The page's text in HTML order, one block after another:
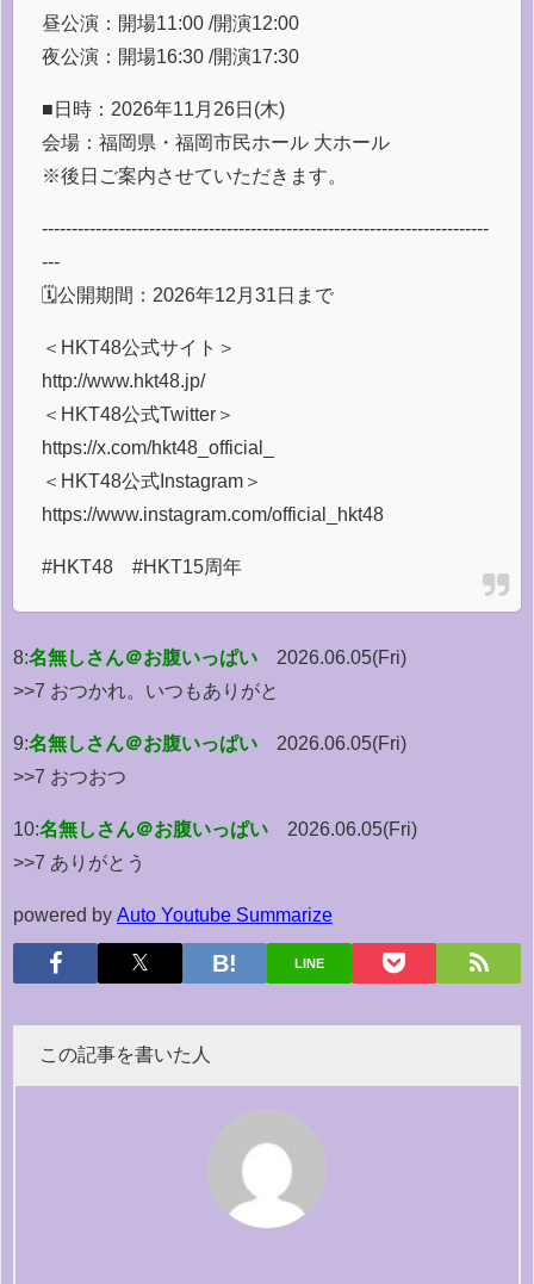
昼公演：開場11:00 /開演12:00
夜公演：開場16:30 /開演17:30
■日時：2026年11月26日(木)
会場：福岡県・福岡市民ホール 大ホール
※後日ご案内させていただきます。
---------------------------------------------------------------------------
---
🗓️公開期間：2026年12月31日まで
＜HKT48公式サイト＞
http://www.hkt48.jp/
＜HKT48公式Twitter＞
https://x.com/hkt48_official_
＜HKT48公式Instagram＞
https://www.instagram.com/official_hkt48
#HKT48 #HKT15周年
8:名無しさん＠お腹いっぱい
2026.06.05(Fri)
>>7 おつかれ。いつもありがと
9:名無しさん＠お腹いっぱい
2026.06.05(Fri)
>>7 おつおつ
10:名無しさん＠お腹いっぱい
2026.06.05(Fri)
>>7 ありがとう
powered by Auto Youtube Summarize
LINE
この記事を書いた人